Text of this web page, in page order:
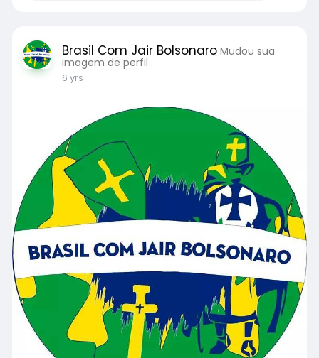
Brasil Com Jair Bolsonaro Mudou sua
imagem de perfil
6 yrs